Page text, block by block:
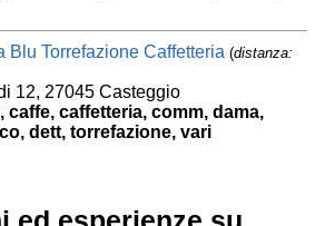
Blu Torrefazione Caffetteria (distanza:
12, 27045 Casteggio
caffe, caffetteria, comm, dama,
dett, torrefazione, vari